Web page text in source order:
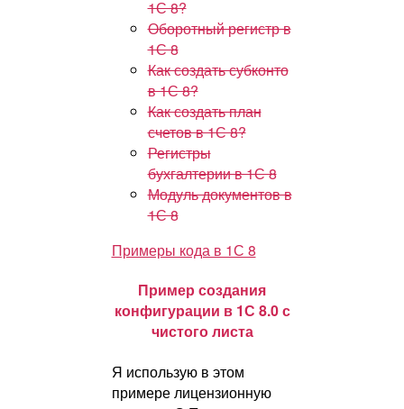
1С 8?
Оборотный регистр в
1С 8
Как создать субконто
в 1С 8?
Как создать план
счетов в 1С 8?
Регистры
бухгалтерии в 1С 8
Модуль документов в
1С 8
Примеры кода в 1С 8
Пример создания
конфигурации в 1С 8.0 с
чистого листа
Я использую в этом
примере лицензионную